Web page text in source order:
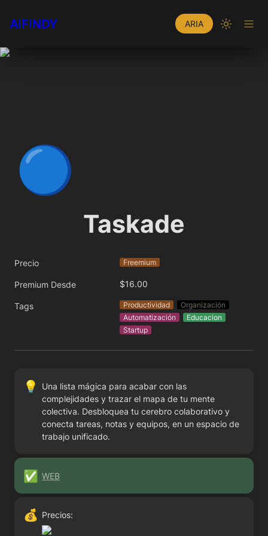
AIFINDY ARIA
🔵
Taskade
Precio Freemium
Premium Desde $16.00
Tags Productividad
Organización
Automatización
Educacion
Startup
💡
Una lista mágica para acabar con las
complejidades y trazar el mapa de tu mente
colectiva. Desbloquea tu cerebro colaborativo y
conecta tareas, notas y equipos, en un espacio de
trabajo unificado.
✅ WEB
💰 Precios: